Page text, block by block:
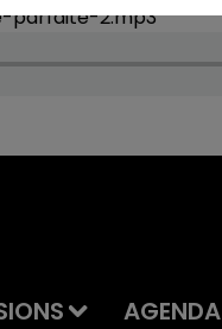
parfaite-2.mp3
AGENDA